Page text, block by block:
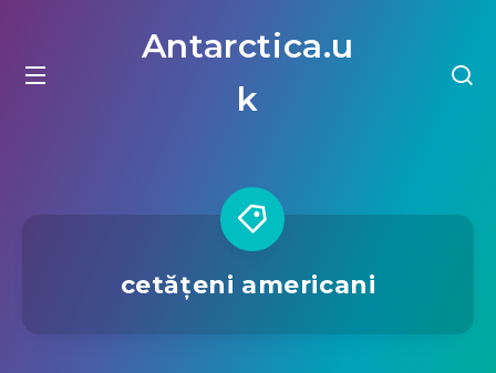
Antarctica.u
k
cetățeni americani